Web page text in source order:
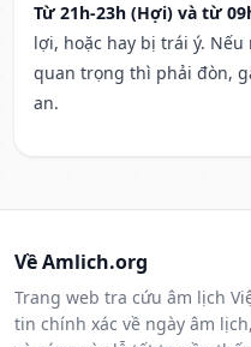
Từ 21h-23h (Hợi) và từ
lợi, hoặc hay bị trái ý.
quan trọng thì phải đòn,
an.
Về Amlich.org
Trang web tra cứu âm lịch
tin chính xác về ngày âm